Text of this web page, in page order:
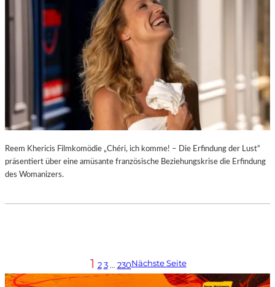
Reem Khericis Filmkomödie „Chéri, ich komme! – Die Erfindung der Lust“
präsentiert über eine amüsante französische Beziehungskrise die Erfindung
des Womanizers.
1 2 3 … 230Nächste Seite